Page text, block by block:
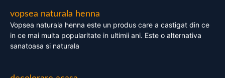
vopsea naturala henna
Vopsea naturala henna este un produs care a castigat din ce
in ce mai multa popularitate in ultimii ani. Este o alternativa
sanatoasa si naturala